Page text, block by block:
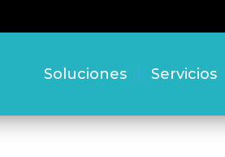
Soluciones Servicios